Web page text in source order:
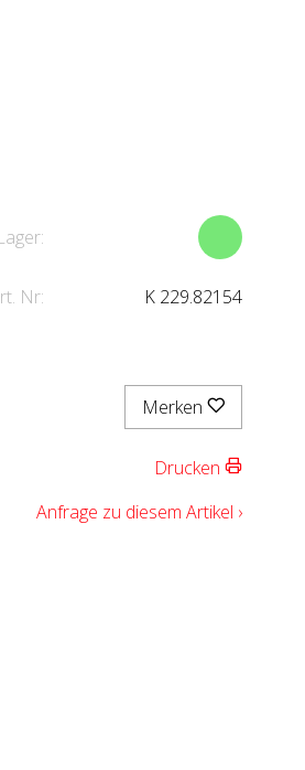
Nr: K 229.82154
Merken
Drucken
Anfrage zu diesem Artikel ›